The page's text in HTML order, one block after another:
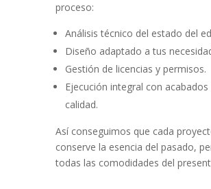
proceso:
Análisis técnico del estado del
Diseño adaptado a tus
Gestión de licencias y permisos.
Ejecución integral con acabados
calidad.
Así conseguimos que cada
conserve la esencia del pasado,
todas las comodidades del